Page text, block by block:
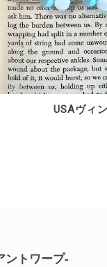
USAヴィ
トワープ-